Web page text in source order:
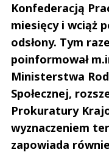
Konfederacją
miesięcy i wciąż
odsłony. Tym
poinformował
Ministerstwa
Społecznej,
Prokuratury
wyznaczeniem
zapowiada